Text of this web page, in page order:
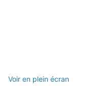
Voir en plein écran